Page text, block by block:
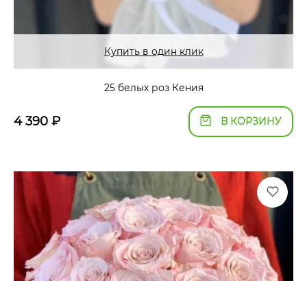
Купить в один клик
25 белых роз Кения
4 390 ₽ В КОРЗИНУ